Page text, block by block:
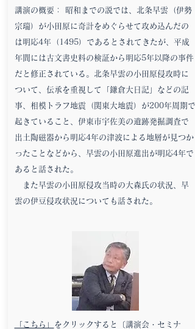
講演の概要： 昭和までの説では、北条早雲（伊勢
宗瑞）が小田原に奇計をめぐらせて攻め込んだの
は明応4年（1495）であるとされてきたが、平成
年間には古文書史料の検証から明応5年以降の事件
だと修正されている。北条早雲の小田原侵攻時に
ついて、伝承を重視して「鎌倉大日記」などの記
事、相模トラフ地震（関東大地震）が200年周期で
起きていること、伊東市宇佐美の遺跡発掘調査で
出土陶磁器から明応4年の津波による地層が見つか
ったことなどから、早雲の小田原進出が明応4年で
あると話された。
また早雲の小田原侵攻当時の大森氏の状況、早
雲の伊豆侵攻状況についても話された。
「こちら」
をクリックすると〔講演会・セミナ